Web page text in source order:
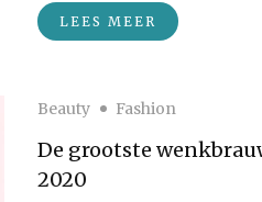
LEES MEER
Beauty Fashion
De grootste
2020